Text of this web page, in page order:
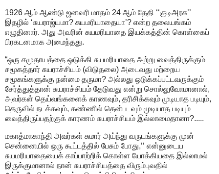
1926 ஆம் ஆண்டு ஜனவரி மாதம் 24 ஆம் தேதி ‘‘குடிஅரசு’’
இதழில் ‘சுயராஜ்யமா? சுயமரியாதையா’? என்ற தலையங்கம்
எழுதினார். அது அவரின் சுயமரியாதை இயக்கத்தின் கொள்கைப்
பிரகடனமாக அமைந்தது.
“ஒரு சமுதாயத்தை ஒடுக்கி சுயமரியாதை அற்று வைத்திருக்கும்
சமூகத்தார் சுயராச்சியம் (விடுதலை) அடைவது மற்றைய
சமூகங்களுக்கு நன்மை தருமா? அல்லது ஒடுக்கப்பட்டவருக்கும்
சேர்த்துத்தான் சுயராச்சியம் தேடுவது என்று சொல்லுவோமானால்,
அவர்கள் தெய்வங்களைக் காணவும், தரிசிக்கவும் முடியாத படியும்,
தெருவில் நடக்கவும், கண்ணில் தென்படவும் முடியாத படியும்
வைத்திருப்பதற்குக் காரணம் சுயராச்சியம் இல்லாமைதானா?.....
மகாத்மாகாந்தி அவர்கள் சுமார் அய்ந்து வருடங்களுக்கு முன்
சென்னையில் ஒரு கூட்டத்தில் பேசும் போது,’’ என்னுடைய
சுயமரியாதையைக் காப்பாற்றிக் கொள்ள யோக்கியதை இல்லாமல்
இருக்குமானால் நான் சுயராச்சியத்தை விரும்புவதில்